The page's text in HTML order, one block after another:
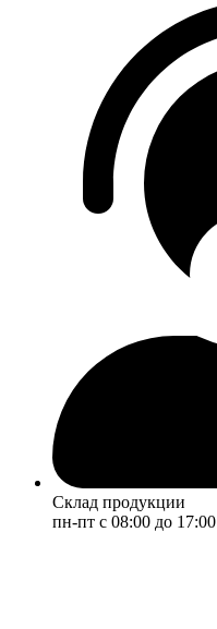
Склад продукции
пн-пт с 08:00 до 17:00